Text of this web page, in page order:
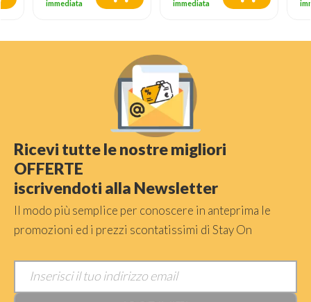
immediata immediata
Ricevi tutte le nostre migliori
OFFERTE
iscrivendoti alla Newsletter
Il modo più semplice per conoscere in anteprima le
promozioni ed i prezzi scontatissimi di Stay On